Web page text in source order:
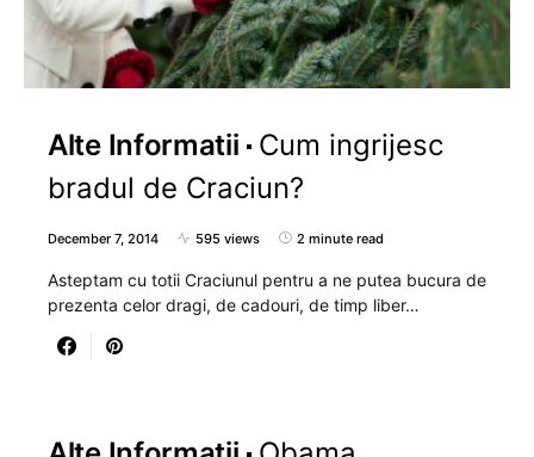
Alte Informatii
Cum ingrijesc
bradul de Craciun?
December 7, 2014 595 views 2 minute read
Asteptam cu totii Craciunul pentru a ne putea bucura de
prezenta celor dragi, de cadouri, de timp liber…